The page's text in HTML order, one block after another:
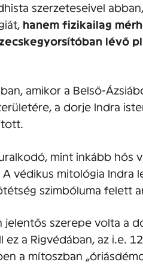
szerzeteseivel
hanem fizikailag
lévő
amikor a Belső-
a dorje Indra
mint inkább hős
védikus mitológia Indra
szimbóluma felett
jelentős szerepe volta a
ez a Rigvédában, az i.e.
a mítoszban